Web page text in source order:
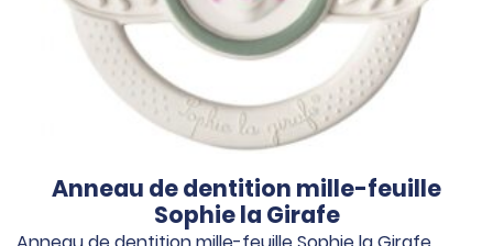
Anneau de dentition mille-feuille
Sophie la Girafe